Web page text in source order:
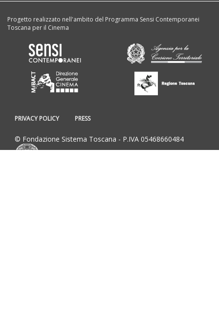
Progetto realizzato nell'ambito del Programma Sensi Contemporanei
Toscana per il Cinema
PRIVACY POLICY PRESS
© Fondazione Sistema Toscana - P.IVA 05468660484